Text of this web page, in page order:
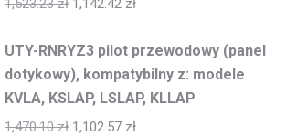
1,523.23zł 1,142.42 zł
UTY-RNRYZ3 pilot przewodowy (panel
dotykowy), kompatybilny z: modele
KVLA, KSLAP, LSLAP, KLLAP
1,470.10zł 1,102.57 zł